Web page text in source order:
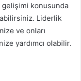
gelişimi konusunda
Liderlik
ve onları
yardımcı olabilir.